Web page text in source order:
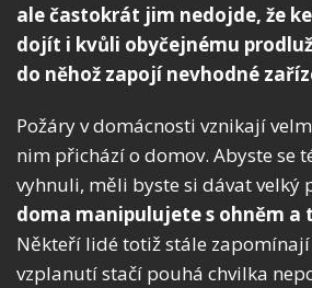
ale častokrát jim nedojde, že
dojít i kvůli obyčejnému
do něhož zapojí nevhodné
Požáry v domácnosti vznikají
nim přichází o domov. Abyste se
vyhnuli, měli byste si dávat velký
doma manipulujete s ohněm a
Někteří lidé totiž stále zapomínají
vzplanutí stačí pouhá chvilka